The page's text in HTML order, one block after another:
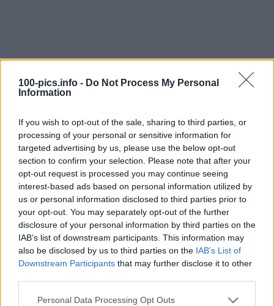
100-pics.info - Do Not Process My Personal
Information
If you wish to opt-out of the sale, sharing to third parties, or
processing of your personal or sensitive information for
targeted advertising by us, please use the below opt-out
section to confirm your selection. Please note that after your
opt-out request is processed you may continue seeing
interest-based ads based on personal information utilized by
us or personal information disclosed to third parties prior to
your opt-out. You may separately opt-out of the further
disclosure of your personal information by third parties on the
IAB’s list of downstream participants. This information may
also be disclosed by us to third parties on the IAB’s List of
Downstream Participants that may further disclose it to other
Personal Data Processing Opt Outs
Level: 13
Lösung:PINK PANTHER
(30stimmen, durchschnitt: 3,00von 5)